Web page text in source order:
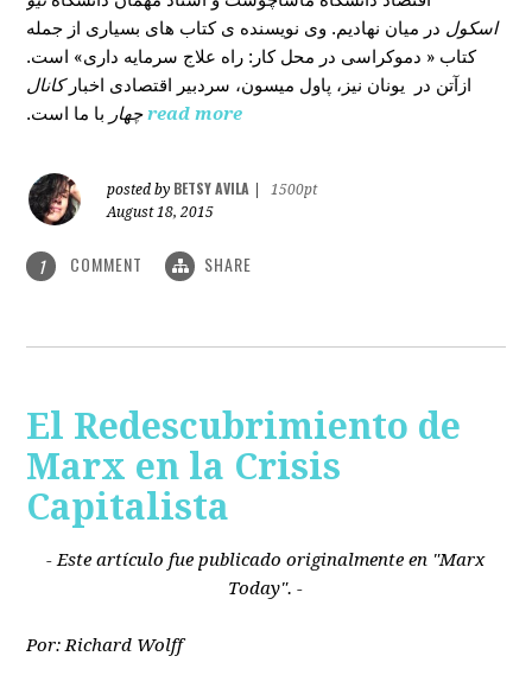
اسکول در میان نهادیم. وی نویسنده ی کتاب های بسیاری از جمله
کتاب « دموکراسی در محل کار: راه علاج سرمایه داری» است.
ازآتن در یونان نیز، پاول میسون، سردبیر اقتصادی اخبارکانال
چهار با ما است. read more
posted by BETSY AVILA
1500pt
August 18, 2015
1 COMMENT SHARE
El Redescubrimiento de
Marx en la Crisis
Capitalista
- Este artículo fue publicado originalmente en "Marx
Today". -
Por: Richard Wolff